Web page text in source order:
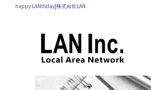
happy LANthday|株式会社LAN